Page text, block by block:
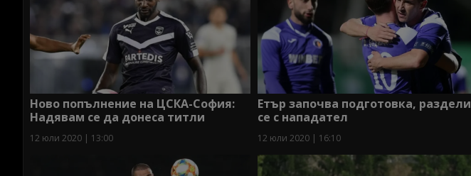
Ново попълнение на ЦСКА-София:
Надявам се да донеса титли
12 юли 2020 | 13:00
Етър започва подготовка, раздели
се с нападател
12 юли 2020 | 16:10